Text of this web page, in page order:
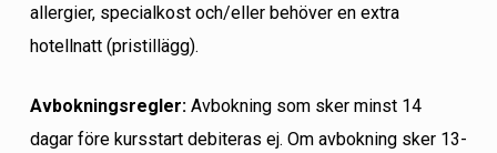
allergier, specialkost och/eller behöver en extra
hotellnatt (pristillägg).
Avbokningsregler:Avbokning som sker minst 14
dagar före kursstart debiteras ej. Om avbokning sker 13-